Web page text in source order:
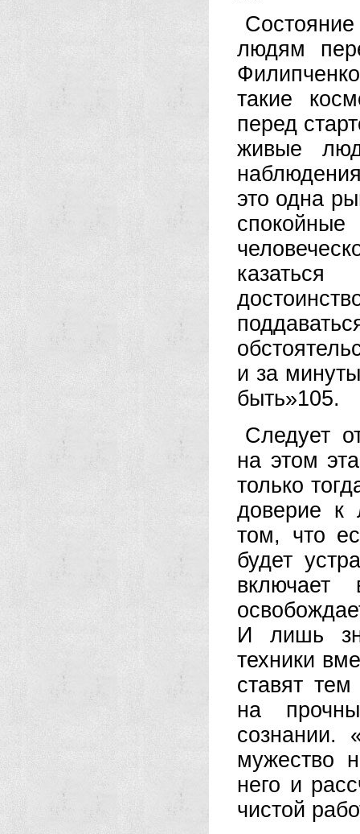
людям
такие
перед
живые
это одна
и за
быть»105.
Следует
на этом
только
доверие к
том, что
будет
И лишь
техники
ставят
на
сознании.
мужество
него и
чистой